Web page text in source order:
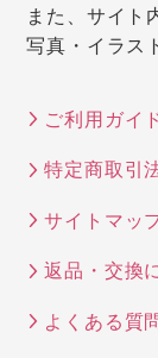
また、サイト
写真・イラス
ご利用ガイ
特定商取引
サイトマッ
返品・交換
よくある質